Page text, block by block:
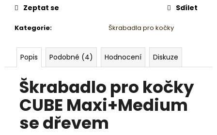
Kategorie: Škrabadla pro kočky
Zeptat se Sdílet
Popis Podobné (4) Hodnocení Diskuze
Škrabadlo pro kočky
CUBE Maxi+Medium
se dřevem